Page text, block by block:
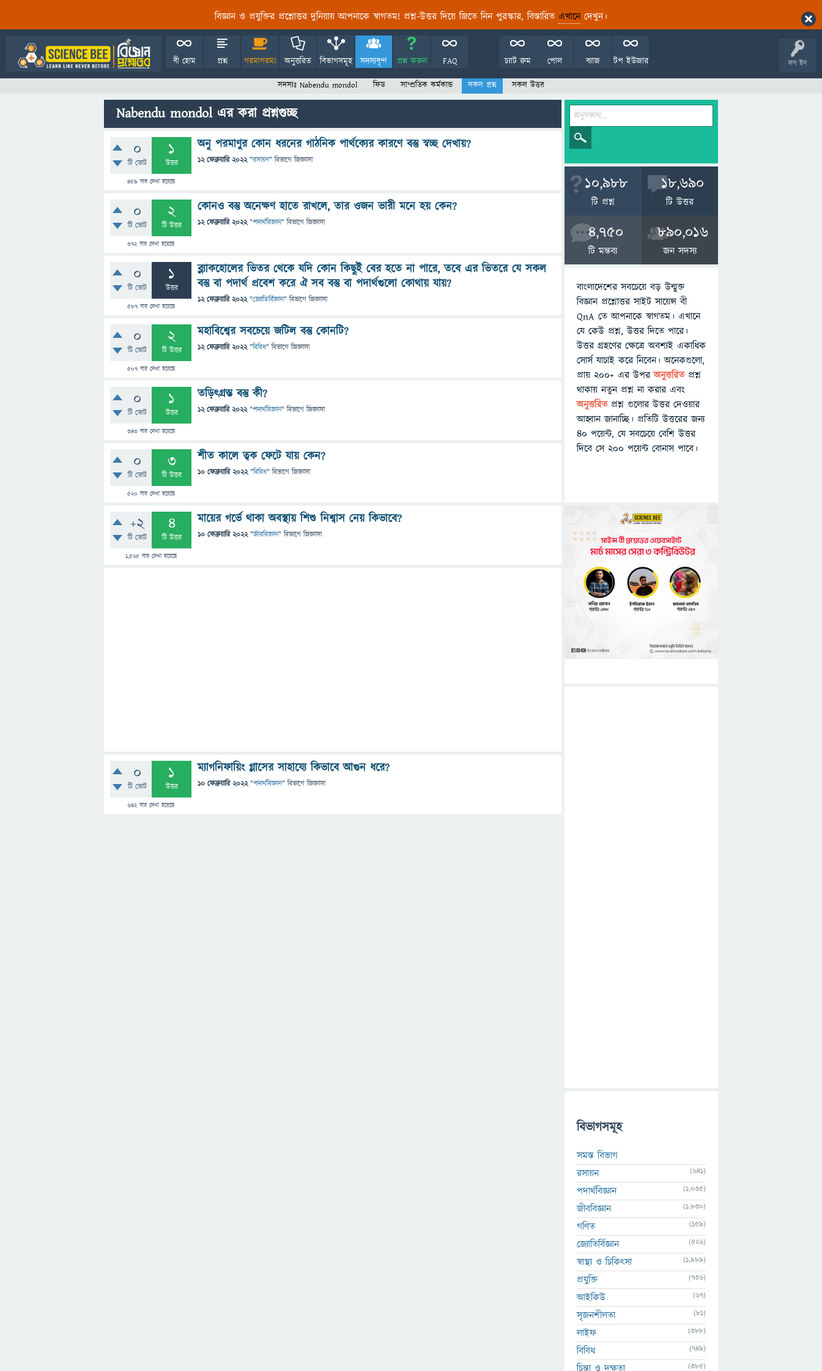
বিজ্ঞান ও প্রযুক্তির প্রশ্নোত্তর দুনিয়ায় আপনাকে স্বাগতম! প্রশ্ন-উত্তর দিয়ে জিতে নিন পুরস্কার, বিস্তারিত এখানেদেখুন।
লগ ইন
বী হোম প্রশ্ন গরমাগরম! অনুত্তরিত বিভাগসমূহ সদস্যবৃন্দ প্রশ্ন করুন FAQ টপ ইউজার
ব্যাজ
পোল
চ্যাট রুম
সদস্যঃ Nabendu mondol ফিড সাম্প্রতিক কর্মকান্ড সকল প্রশ্ন সকল উত্তর
Nabendu mondol এর করা প্রশ্নগুচ্ছ
0
টি ভোট
1
উত্তর
459 বার দেখা হয়েছে
অনু পরমাণুর কোন ধরনের গাঠনিক পার্থক্যের কারণে বস্তু স্বচ্ছ দেখায়?
12 ফেব্রুয়ারি 2022 "রসায়ন" বিভাগে জিজ্ঞাসা
0
টি ভোট
2
টি উত্তর
372বার দেখা হয়েছে
কোনও বস্তু অনেক্ষণ হাতে রাখলে, তার ওজন ভারী মনে হয় কেন?
12 ফেব্রুয়ারি 2022 "পদার্থবিজ্ঞান" বিভাগে জিজ্ঞাসা
0
টি ভোট
1
উত্তর
587বার দেখা হয়েছে
ব্ল্যাকহোলের ভিতর থেকে যদি কোন কিছুই বের হতে না পারে, তবে এর ভিতরে যে সকল
বস্তু বা পদার্থ প্রবেশ করে ঐ সব বস্তু বা পদার্থগুলো কোথায় যায়?
12 ফেব্রুয়ারি 2022 "জ্যোতির্বিজ্ঞান" বিভাগে জিজ্ঞাসা
0
টি ভোট
2
টি উত্তর
507বার দেখা হয়েছে
মহাবিশ্বের সবচেয়ে জটিল বস্তু কোনটি?
12 ফেব্রুয়ারি 2022 "বিবিধ" বিভাগে জিজ্ঞাসা
0
টি ভোট
1
উত্তর
343বার দেখা হয়েছে
তড়িৎগ্রস্ত বস্তু কী?
12 ফেব্রুয়ারি 2022 "পদার্থবিজ্ঞান" বিভাগে জিজ্ঞাসা
0
টি ভোট
3
টি উত্তর
520 বার দেখা হয়েছে
শীত কালে ত্বক ফেটে যায় কেন?
10 ফেব্রুয়ারি 2022 "বিবিধ" বিভাগে জিজ্ঞাসা
+2
টি ভোট
4
টি উত্তর
1,525বার দেখা হয়েছে
মায়ের গর্ভে থাকা অবস্থায় শিশু নিশ্বাস নেয় কিভাবে?
10 ফেব্রুয়ারি 2022 "জীববিজ্ঞান" বিভাগে জিজ্ঞাসা
0
টি ভোট
1
উত্তর
642বার দেখা হয়েছে
ম্যাগনিফায়িং গ্লাসের সাহায্যে কিভাবে আগুন ধরে?
10 ফেব্রুয়ারি 2022 "পদার্থবিজ্ঞান" বিভাগে জিজ্ঞাসা
10,988
টি প্রশ্ন
18,690
টি উত্তর
4,750
টি মন্তব্য
890,016
জন সদস্য
বাংলাদেশের সবচেয়ে বড় উন্মুক্ত
বিজ্ঞান প্রশ্নোত্তর সাইট সায়েন্স বী
QnA তে আপনাকে স্বাগতম। এখানে
যে কেউ প্রশ্ন, উত্তর দিতে পারে।
উত্তর গ্রহণের ক্ষেত্রে অবশ্যই একাধিক
সোর্স যাচাই করে নিবেন। অনেকগুলো,
প্রায় ২০০+ এর উপরঅনুত্তরিতপ্রশ্ন
থাকায় নতুন প্রশ্ন না করার এবং
অনুত্তরিত প্রশ্ন গুলোর উত্তর দেওয়ার
আহ্বান জানাচ্ছি। প্রতিটি উত্তরের জন্য
৪০ পয়েন্ট, যে সবচেয়ে বেশি উত্তর
দিবে সে ২০০ পয়েন্ট বোনাস পাবে।
বিভাগসমূহ
সমস্ত বিভাগ
রসায়ন
(641)
পদার্থবিজ্ঞান (1,035)
জীববিজ্ঞান (1,830)
গণিত (159)
জ্যোতির্বিজ্ঞান (526)
স্বাস্থ্য ও চিকিৎসা (1,989)
প্রযুক্তি (736)
আইকিউ (67)
সৃজনশীলতা (81)
লাইফ (388)
বিবিধ (749)
চিন্তা ও দক্ষতা (385)